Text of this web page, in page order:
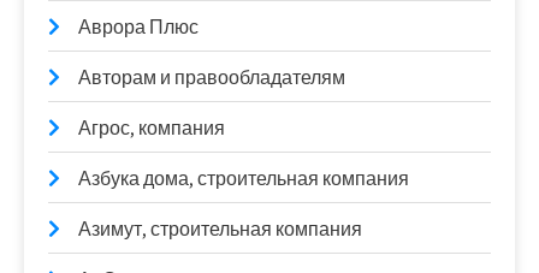
Аврора Плюс
Авторам и правообладателям
Агрос, компания
Азбука дома, строительная компания
Азимут, строительная компания